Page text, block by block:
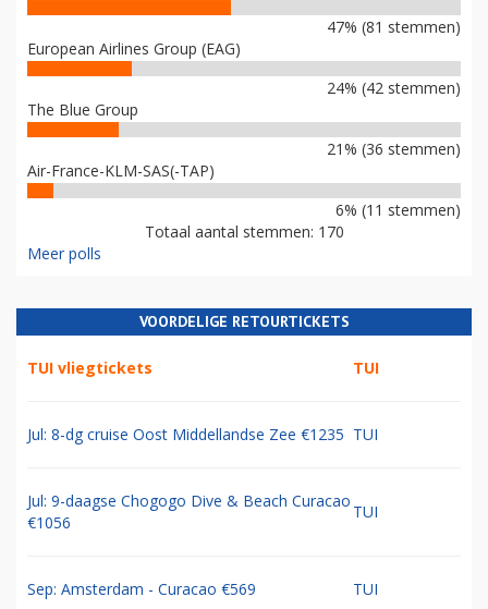
47% (81 stemmen)
European Airlines Group (EAG)
24% (42 stemmen)
The Blue Group
21% (36 stemmen)
Air-France-KLM-SAS(-TAP)
6% (11 stemmen)
Totaal aantal stemmen: 170
Meer polls
VOORDELIGE RETOURTICKETS
TUI vliegtickets TUI
Jul: 8-dg cruise Oost Middellandse Zee €1235 TUI
Jul: 9-daagse Chogogo Dive & Beach Curacao
€1056
TUI
Sep: Amsterdam - Curacao €569 TUI